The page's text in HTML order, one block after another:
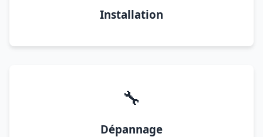
Installation
🔧
Dépannage